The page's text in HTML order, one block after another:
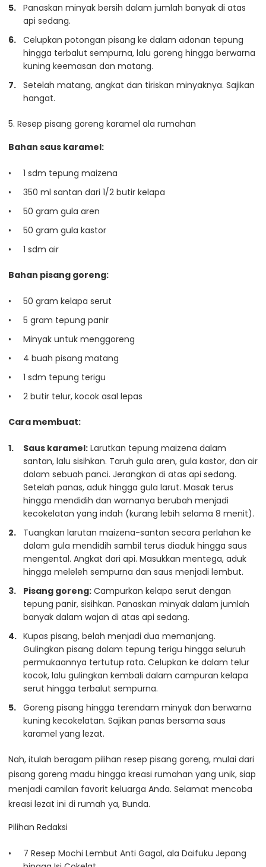
Panaskan minyak bersih dalam jumlah banyak di atas
api sedang.
Celupkan potongan pisang ke dalam adonan tepung
hingga terbalut sempurna, lalu goreng hingga berwarna
kuning keemasan dan matang.
Setelah matang, angkat dan tiriskan minyaknya. Sajikan
hangat.
5. Resep pisang goreng karamel ala rumahan
Bahan saus karamel:
1 sdm tepung maizena
350 ml santan dari 1/2 butir kelapa
50 gram gula aren
50 gram gula kastor
1 sdm air
Bahan pisang goreng:
50 gram kelapa serut
5 gram tepung panir
Minyak untuk menggoreng
4 buah pisang matang
1 sdm tepung terigu
2 butir telur, kocok asal lepas
Cara membuat:
Saus karamel: Larutkan tepung maizena dalam
santan, lalu sisihkan. Taruh gula aren, gula kastor, dan air
dalam sebuah panci. Jerangkan di atas api sedang.
Setelah panas, aduk hingga gula larut. Masak terus
hingga mendidih dan warnanya berubah menjadi
kecokelatan yang indah (kurang lebih selama 8 menit).
Tuangkan larutan maizena-santan secara perlahan ke
dalam gula mendidih sambil terus diaduk hingga saus
mengental. Angkat dari api. Masukkan mentega, aduk
hingga meleleh sempurna dan saus menjadi lembut.
Pisang goreng: Campurkan kelapa serut dengan
tepung panir, sisihkan. Panaskan minyak dalam jumlah
banyak dalam wajan di atas api sedang.
Kupas pisang, belah menjadi dua memanjang.
Gulingkan pisang dalam tepung terigu hingga seluruh
permukaannya tertutup rata. Celupkan ke dalam telur
kocok, lalu gulingkan kembali dalam campuran kelapa
serut hingga terbalut sempurna.
Goreng pisang hingga terendam minyak dan berwarna
kuning kecokelatan. Sajikan panas bersama saus
karamel yang lezat.
Nah, itulah beragam pilihan resep pisang goreng, mulai dari
pisang goreng madu hingga kreasi rumahan yang unik, siap
menjadi camilan favorit keluarga Anda. Selamat mencoba
kreasi lezat ini di rumah ya, Bunda.
Pilihan Redaksi
7 Resep Mochi Lembut Anti Gagal, ala Daifuku Jepang